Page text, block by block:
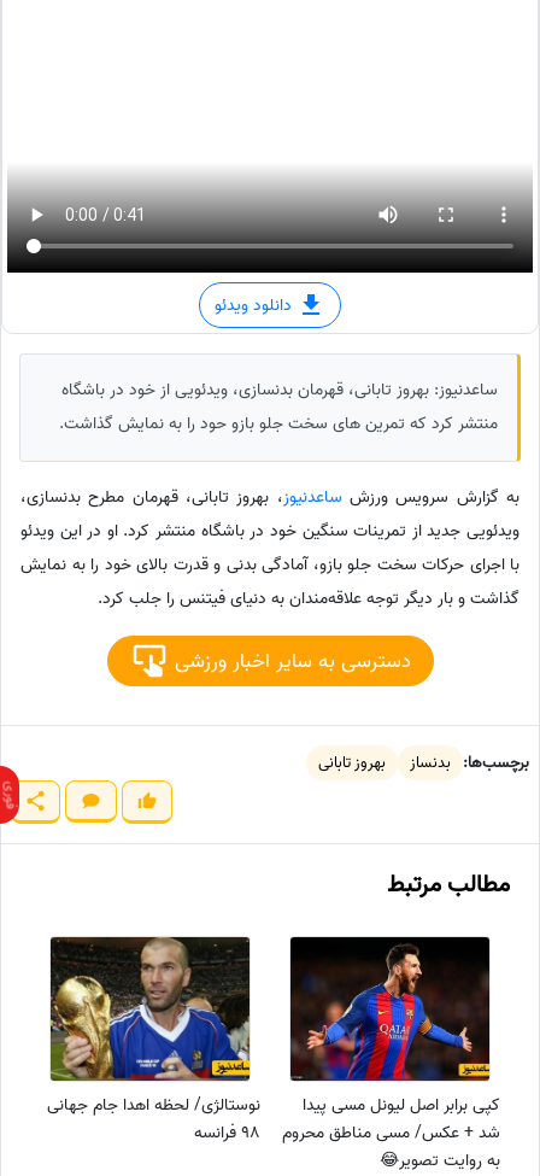
دانلود ویدئو
ساعدنیوز: بهروز تابانی، قهرمان بدنسازی، ویدئویی از خود در باشگاه
منتشر کرد که تمرین های سخت جلو بازو حود را به نمایش گذاشت.
به گزارش سرویس ورزش ساعدنیوز، بهروز تابانی، قهرمان مطرح بدنسازی،
ویدئویی جدید از تمرینات سنگین خود در باشگاه منتشر کرد. او در این ویدئو
با اجرای حرکات سخت جلو بازو، آمادگی بدنی و قدرت بالای خود را به نمایش
گذاشت و بار دیگر توجه علاقه‌مندان به دنیای فیتنس را جلب کرد.
دسترسی به سایر اخبار ورزشی
برچسب‌ها: بدنساز بهروز تابانی
مطالب مرتبط
کپی برابر اصل لیونل مسی پیدا
شد + عکس/ مسی مناطق محروم
به روایت تصویر😂
نوستالژی/ لحظه اهدا جام جهانی
98 فرانسه